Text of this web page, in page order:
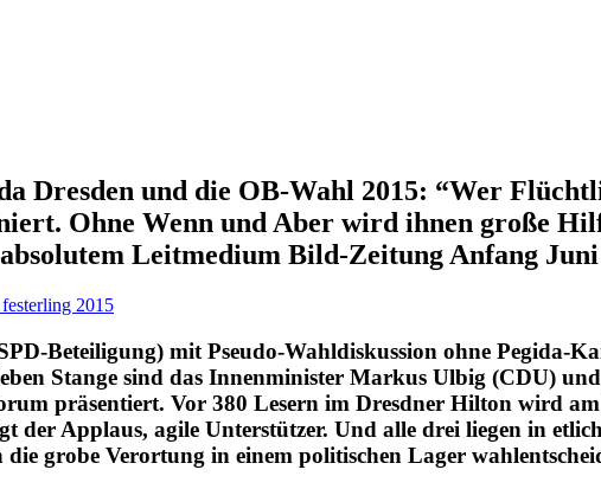
Dresden und die OB-Wahl 2015: “Wer
Ohne Wenn und Aber wird ihnen große
Leitmedium Bild-Zeitung Anfang Juni
2015
Beteiligung) mit Pseudo-Wahldiskussion ohne Pegida-
Stange sind das Innenminister Markus Ulbig (CDU)
präsentiert. Vor 380 Lesern im Dresdner Hilton wird
der Applaus, agile Unterstützer. Und alle drei liegen in
grobe Verortung in einem politischen Lager